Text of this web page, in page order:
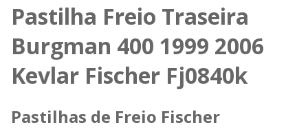
Pastilha Freio Traseira
Burgman 400 1999 2006
Kevlar Fischer Fj0840k
Pastilhas de Freio Fischer